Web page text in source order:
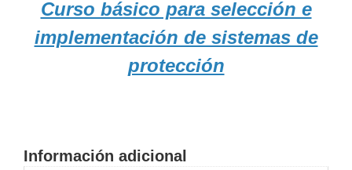
KAPOK
Videograbadoras
Móviles,
(Portátiles)Cámaras
Curso básico para selección e
implementación de sistemas de
protección
Información adicional